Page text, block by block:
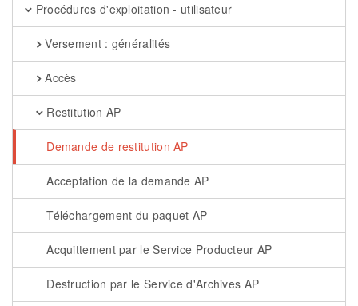
Procédures d'exploitation - utilisateur
Versement : généralités
Accès
Restitution AP
Demande de restitution AP
Acceptation de la demande AP
Téléchargement du paquet AP
Acquittement par le Service Producteur AP
Destruction par le Service d'Archives AP